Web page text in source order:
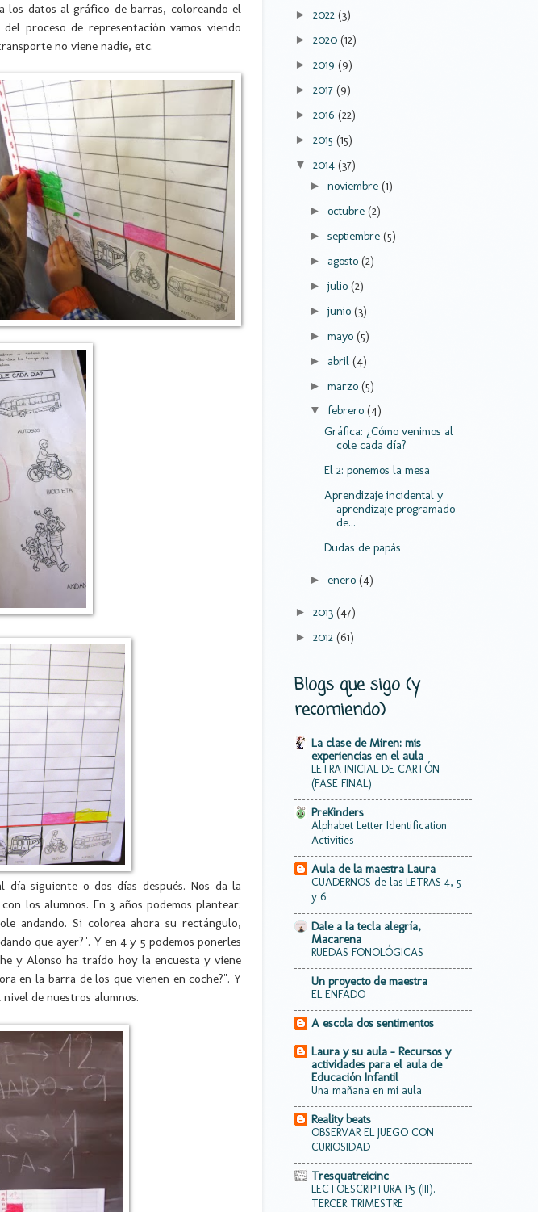
los datos al gráfico de barras, coloreando el
proceso de representación vamos viendo
no viene nadie, etc.
siguiente o dos días después. Nos da la
los alumnos. En 3 años podemos plantear:
andando. Si colorea ahora su rectángulo,
que ayer?". Y en 4 y 5 podemos ponerles
y Alonso ha traído hoy la encuesta y viene
en la barra de los que vienen en coche?". Y
de nuestros alumnos.
► 2022 (3)
► 2020 (12)
► 2019 (9)
► 2017 (9)
► 2016 (22)
► 2015 (15)
▼ 2014 (37)
► noviembre (1)
► octubre (2)
► septiembre (5)
► agosto (2)
► julio (2)
► junio (3)
► mayo (5)
► abril (4)
► marzo (5)
▼ febrero (4)
Gráfica: ¿Cómo venimos al
cole cada día?
El 2: ponemos la mesa
Aprendizaje incidental y
aprendizaje programado
de...
Dudas de papás
► enero (4)
► 2013 (47)
► 2012 (61)
Blogs que sigo (y
recomiendo)
La clase de Miren: mis
experiencias en el aula
LETRA INICIAL DE CARTÓN
(FASE FINAL)
PreKinders
Alphabet Letter Identification
Activities
Aula de la maestra Laura
CUADERNOS de las LETRAS 4, 5
y 6
Dale a la tecla alegría,
Macarena
RUEDAS FONOLÓGICAS
Un proyecto de maestra
EL ENFADO
A escola dos sentimentos
Laura y su aula - Recursos y
actividades para el aula de
Educación Infantil
Una mañana en mi aula
Reality beats
OBSERVAR EL JUEGO CON
CURIOSIDAD
Tresquatreicinc
LECTOESCRIPTURA P5 (III).
TERCER TRIMESTRE